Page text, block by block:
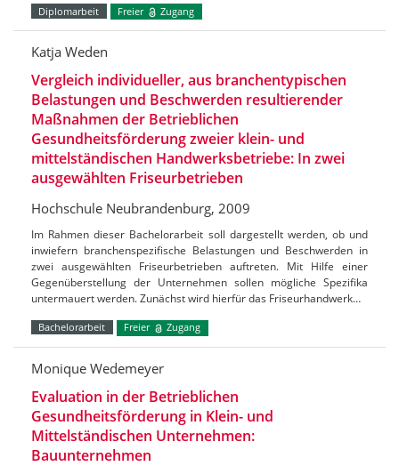
Diplomarbeit Freier Zugang
Katja Weden
Vergleich individueller, aus branchentypischen
Belastungen und Beschwerden resultierender
Maßnahmen der Betrieblichen
Gesundheitsförderung zweier klein- und
mittelständischen Handwerksbetriebe: In zwei
ausgewählten Friseurbetrieben
Hochschule Neubrandenburg, 2009
Im Rahmen dieser Bachelorarbeit soll dargestellt werden, ob und
inwiefern branchenspezifische Belastungen und Beschwerden in
zwei ausgewählten Friseurbetrieben auftreten. Mit Hilfe einer
Gegenüberstellung der Unternehmen sollen mögliche Spezifika
untermauert werden. Zunächst wird hierfür das Friseurhandwerk…
Bachelorarbeit Freier Zugang
Monique Wedemeyer
Evaluation in der Betrieblichen
Gesundheitsförderung in Klein- und
Mittelständischen Unternehmen:
Bauunternehmen